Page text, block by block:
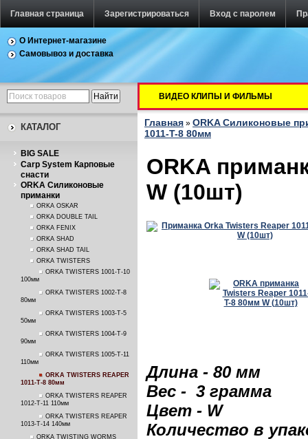
Главная страница Зарегистрироваться Вход с паролем
О Интернет-магазине
Самовывоз и доставка
КАТАЛОГ
BIG SALE
Carp System Карповые
снасти
ORKA Силиконовые
приманки
ORKA OSKAR
ORKA DOUBLE TAIL
ORKA FENIX
ORKA SHAD
ORKA SHAD TAIL
ORKA TWISTERS
ORKA TWISTERS 1001-T-10
100мм
ORKA TWISTERS 1002-T-8
80мм
ORKA TWISTERS 1003-T-5
50мм
ORKA TWISTERS 1004-T-9
90мм
ORKA TWISTERS 1005-T-11
110мм
ORKA TWISTERS REAPER
1011-T-8 80мм
ORKA TWISTERS REAPER
1012-T-11 110мм
ORKA TWISTERS REAPER
1013-T-14 140мм
ORKA TWISTING WORMS
ВИДЕО КЛИПЫ И ФИЛЬМЫ
Главная » ORKA Силиконовые
1011-T-8 80мм
ORKA
W (10шт)
Длина - 80 мм
Вес - 3 грамма
Цвет - W
Количество в